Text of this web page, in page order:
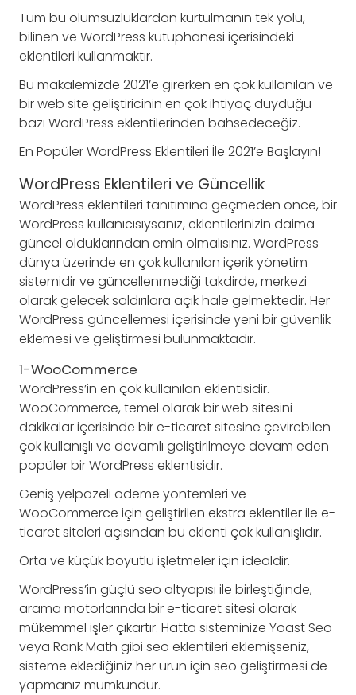
Tüm bu olumsuzluklardan kurtulmanın tek yolu,
bilinen ve WordPress kütüphanesi içerisindeki
eklentileri kullanmaktır.
Bu makalemizde 2021’e girerken en çok kullanılan ve
bir web site geliştiricinin en çok ihtiyaç duyduğu
bazı WordPress eklentilerinden bahsedeceğiz.
En Popüler WordPress Eklentileri İle 2021’e Başlayın!
WordPress Eklentileri ve Güncellik
WordPress eklentileri tanıtımına geçmeden önce, bir
WordPress kullanıcısıysanız, eklentilerinizin daima
güncel olduklarından emin olmalısınız. WordPress
dünya üzerinde en çok kullanılan içerik yönetim
sistemidir ve güncellenmediği takdirde, merkezi
olarak gelecek saldırılara açık hale gelmektedir. Her
WordPress güncellemesi içerisinde yeni bir güvenlik
eklemesi ve geliştirmesi bulunmaktadır.
1-WooCommerce
WordPress’in en çok kullanılan eklentisidir.
WooCommerce, temel olarak bir web sitesini
dakikalar içerisinde bir e-ticaret sitesine çevirebilen
çok kullanışlı ve devamlı geliştirilmeye devam eden
popüler bir WordPress eklentisidir.
Geniş yelpazeli ödeme yöntemleri ve
WooCommerce için geliştirilen ekstra eklentiler ile e-
ticaret siteleri açısından bu eklenti çok kullanışlıdır.
Orta ve küçük boyutlu işletmeler için idealdir.
WordPress’in güçlü seo altyapısı ile birleştiğinde,
arama motorlarında bir e-ticaret sitesi olarak
mükemmel işler çıkartır. Hatta sisteminize Yoast Seo
veya Rank Math gibi seo eklentileri eklemişseniz,
sisteme eklediğiniz her ürün için seo geliştirmesi de
yapmanız mümkündür.